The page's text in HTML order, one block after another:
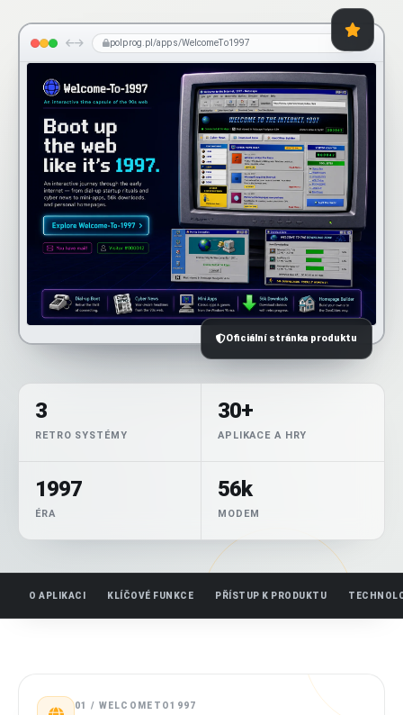
polprog.pl/apps/WelcomeTo1997
Oficiální stránka produktu
3
RETRO SYSTÉMY
30+
APLIKACE A HRY
1997
ÉRA
56k
MODEM
O APLIKACI KLÍČOVÉ FUNKCE PŘÍSTUP K PRODUKTU
01 / WELCOMETO1997